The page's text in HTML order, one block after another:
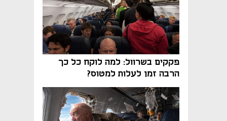
פקקים בשרוול: למה לוקח כל כך
הרבה זמן לעלות למטוס?